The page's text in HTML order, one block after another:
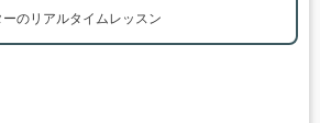
のリアルタイムレッスン